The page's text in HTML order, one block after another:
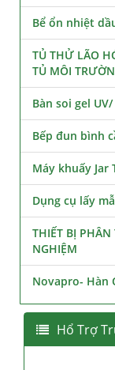
Bể ổn nhiệt
TỦ THỬ LÃO
TỦ MÔI
Bàn soi gel
Bếp đun bình
Máy khuấy Jar
Dụng cụ lấy
THIẾT BỊ
NGHIỆM
Novapro- Hàn
Hổ Trợ